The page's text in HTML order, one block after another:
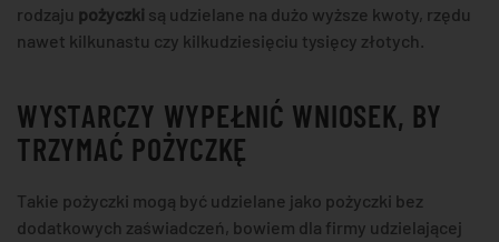
rodzaju pożyczki są udzielane na dużo wyższe kwoty, rzędu
nawet kilkunastu czy kilkudziesięciu tysięcy złotych.
WYSTARCZY WYPEŁNIĆ WNIOSEK, BY
TRZYMAĆ POŻYCZKĘ
Takie pożyczki mogą być udzielane jako pożyczki bez
dodatkowych zaświadczeń, bowiem dla firmy udzielającej